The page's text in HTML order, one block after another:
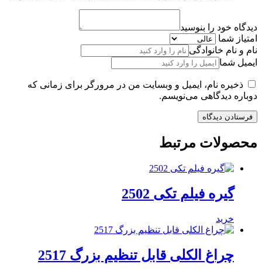
دیدگاه خود را بنوسید
امتیاز شما
نام و نام خانوادگی
ایمیل شما
ذخیره نام، ایمیل و وبسایت من در مرورگر برای زمانی که
دوباره دیدگاهی می‌نویسم.
محصولات مرتبط
گیره فیلم تکی 2502
خرید
چراغ الکلی قابل تنظیم بزرگ 2517